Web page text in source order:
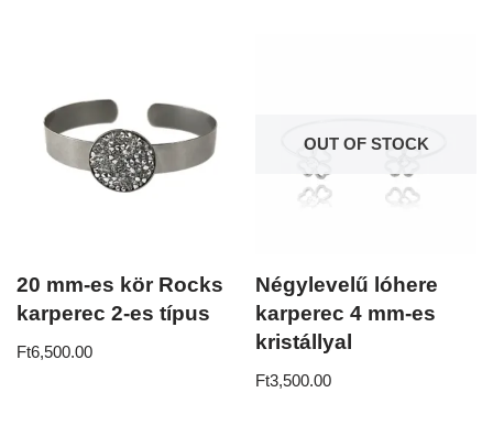
20 mm-es kör Rocks
karperec 2-es típus
Ft6,500.00
OUT OF STOCK
Négylevelű lóhere
karperec 4 mm-es
kristállyal
Ft3,500.00